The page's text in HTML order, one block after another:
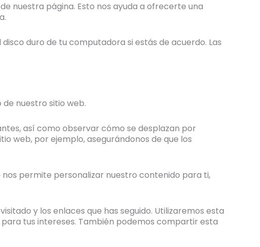
nuestra página. Esto nos ayuda a ofrecerte una
duro de tu computadora si estás de acuerdo. Las
nuestro sitio web.
así como observar cómo se desplazan por
web, por ejemplo, asegurándonos de que los
permite personalizar nuestro contenido para ti,
y los enlaces que has seguido. Utilizaremos esta
tus intereses. También podemos compartir esta